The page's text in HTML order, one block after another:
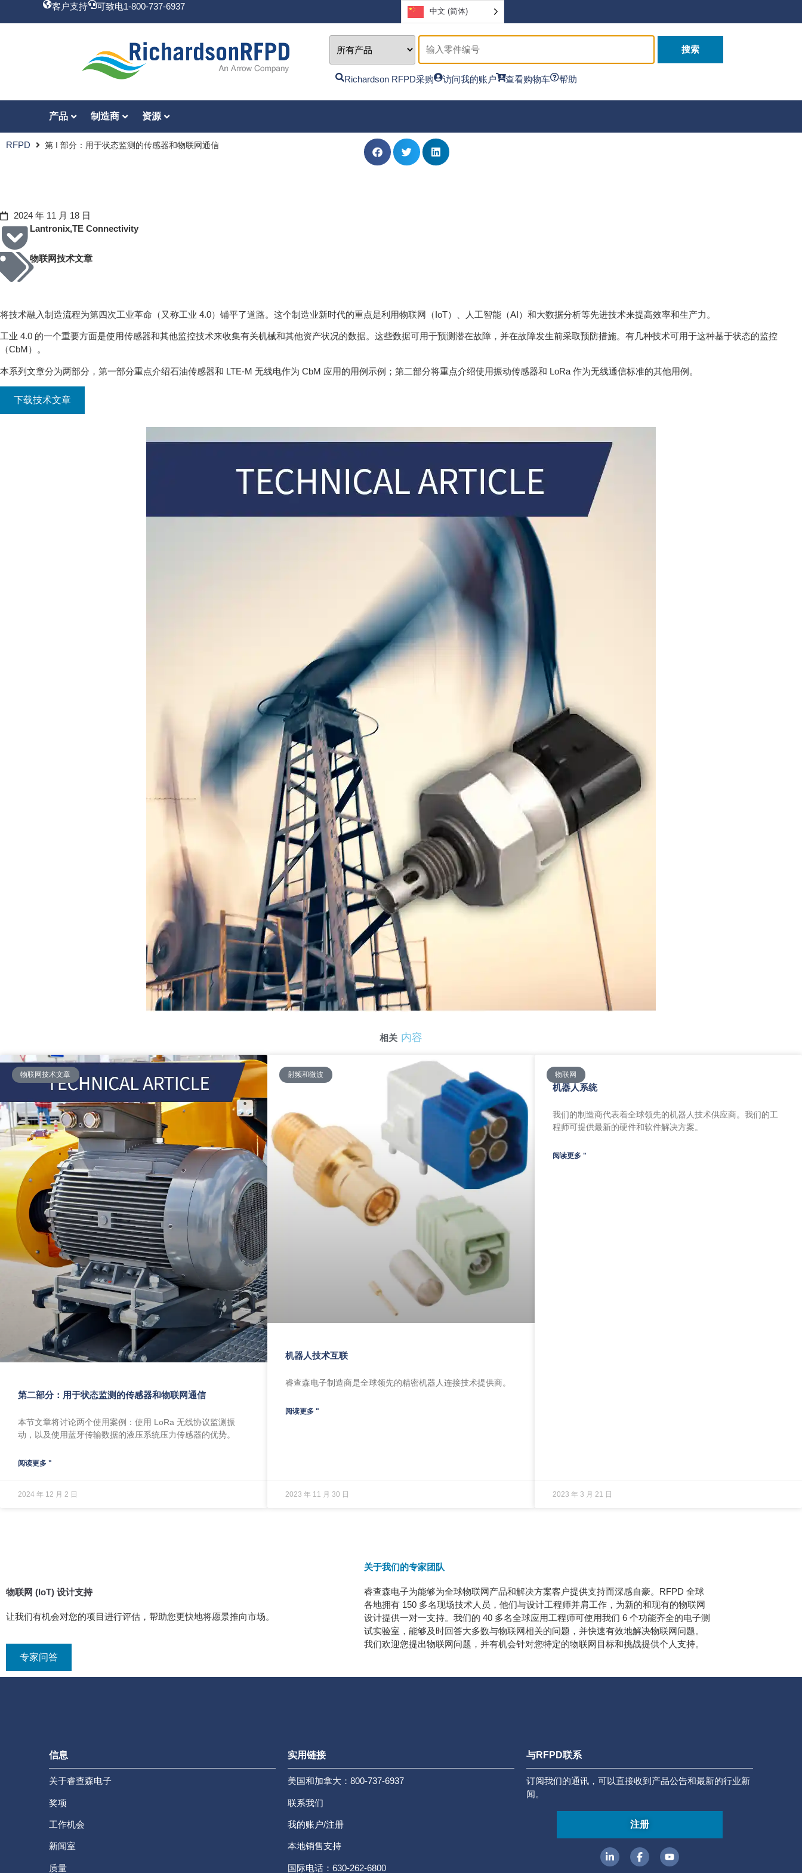
客户支持 可致电1-800-737-6937 中文 (简体)
搜索
Richardson RFPD采购 访问我的账户 查看购物车 帮助
产品 制造商 资源
RFPD 第 I 部分：用于状态监测的传感器和物联网通信
2024 年 11 月 18 日
Lantronix,TE Connectivity
物联网技术文章
将技术融入制造流程为第四次工业革命（又称工业 4.0）铺平了道路。这个制造业新时代的重点是利用物联网（IoT）、人工智能（AI）和大数据分析等先进技术来提高效率和生产力。
工业 4.0 的一个重要方面是使用传感器和其他监控技术来收集有关机械和其他资产状况的数据。这些数据可用于预测潜在故障，并在故障发生前采取预防措施。有几种技术可用于这种基于状态的监控
（CbM）。
本系列文章分为两部分，第一部分重点介绍石油传感器和 LTE-M 无线电作为 CbM 应用的用例示例；第二部分将重点介绍使用振动传感器和 LoRa 作为无线通信标准的其他用例。
下载技术文章
相关 内容
物联网技术文章
第二部分：用于状态监测的传感器和物联网通信
本节文章将讨论两个使用案例：使用 LoRa 无线协议监测振
动，以及使用蓝牙传输数据的液压系统压力传感器的优势。
阅读更多 "
2024 年 12 月 2 日
射频和微波
机器人技术互联
睿查森电子制造商是全球领先的精密机器人连接技术提供商。
阅读更多 "
2023 年 11 月 30 日
物联网
机器人系统
我们的制造商代表着全球领先的机器人技术供应商。我们的工
程师可提供最新的硬件和软件解决方案。
阅读更多 "
2023 年 3 月 21 日
物联网 (IoT) 设计支持
让我们有机会对您的项目进行评估，帮助您更快地将愿景推向市场。
专家问答
关于我们的专家团队
睿查森电子为能够为全球物联网产品和解决方案客户提供支持而深感自豪。RFPD 全球
各地拥有 150 多名现场技术人员，他们与设计工程师并肩工作，为新的和现有的物联网
设计提供一对一支持。我们的 40 多名全球应用工程师可使用我们 6 个功能齐全的电子测
试实验室，能够及时回答大多数与物联网相关的问题，并快速有效地解决物联网问题。
我们欢迎您提出物联网问题，并有机会针对您特定的物联网目标和挑战提供个人支持。
信息
关于睿查森电子
奖项
工作机会
新闻室
质量
实用链接
美国和加拿大：800-737-6937
联系我们
我的账户/注册
本地销售支持
国际电话：630-262-6800
与RFPD联系
订阅我们的通讯，可以直接收到产品公告和最新的行业新
闻。
注册